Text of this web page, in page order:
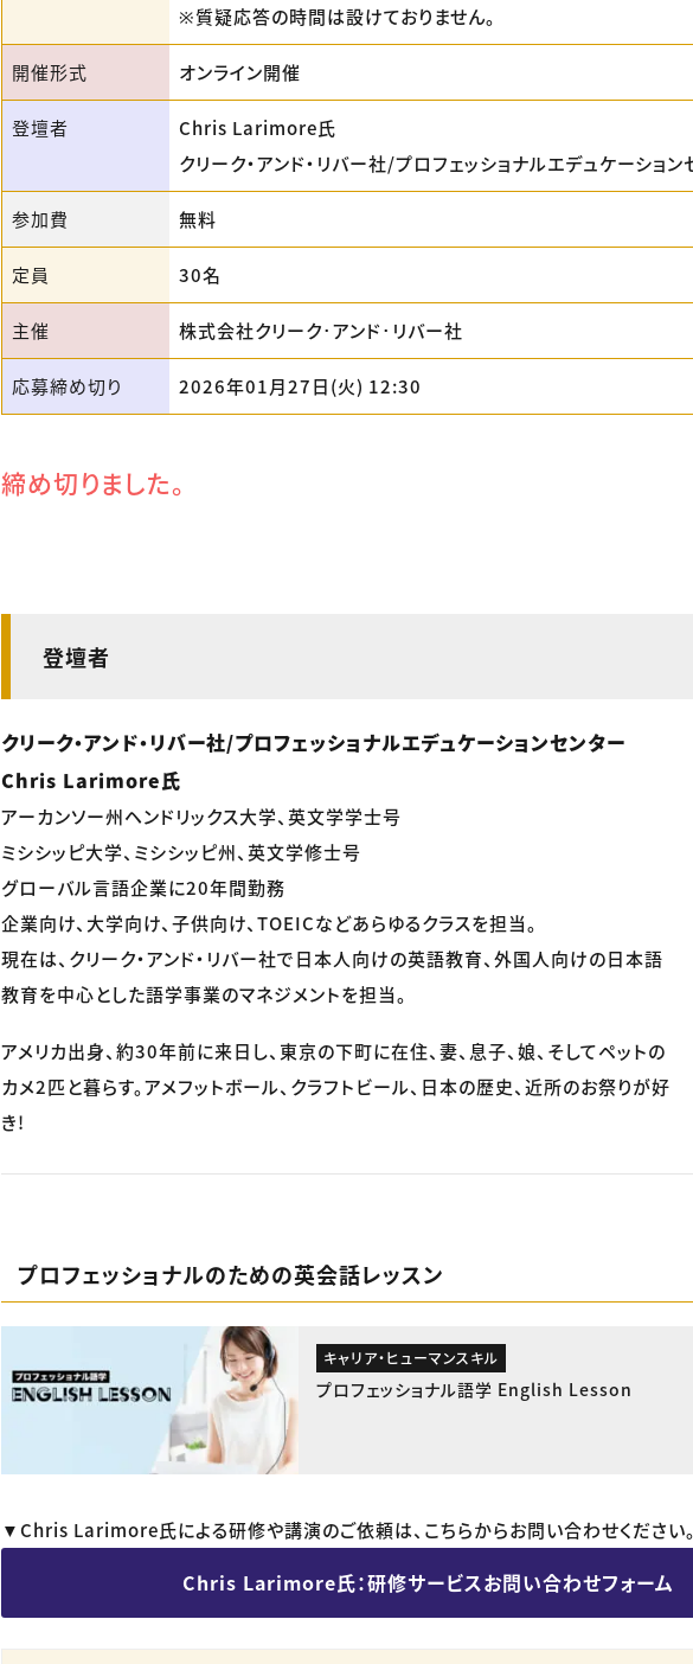
※質疑応答の時間は設けておりません。
開催形式 オンライン開催
登壇者
Chris Larimore氏
クリーク・アンド・リバー社/プロフェッショナルエデュケーション
参加費 無料
定員 30名
主催 株式会社クリーク･アンド･リバー社
応募締め切り 2026年01月27日(火) 12:30
締め切りました。
登壇者
クリーク・アンド・リバー社/プロフェッショナルエデュケーションセンター
Chris Larimore氏
アーカンソー州ヘンドリックス大学、英文学学士号
ミシシッピ大学、ミシシッピ州、英文学修士号
グローバル言語企業に20年間勤務
企業向け、大学向け、子供向け、TOEICなどあらゆるクラスを担当。
現在は、クリーク・アンド・リバー社で日本人向けの英語教育、外国人向けの日本語
教育を中心とした語学事業のマネジメントを担当。
アメリカ出身、約30年前に来日し、東京の下町に在住、妻、息子、娘、そしてペットの
カメ2匹と暮らす。アメフットボール、クラフトビール、日本の歴史、近所のお祭りが好
き!
プロフェッショナルのための英会話レッスン
キャリア・ヒューマンスキル
プロフェッショナル語学 English Lesson
▼Chris Larimore氏による研修や講演のご依頼は、こちらからお問い合わせください
Chris Larimore氏：研修サービスお問い合わせフォーム